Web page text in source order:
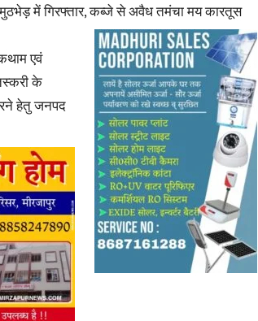
in
Hindi,
Today
मुठभेड़ में गिरफ्तार, कब्जे से अवैध तमंचा मय कारतूस
एवं
के
हेतु जनपद